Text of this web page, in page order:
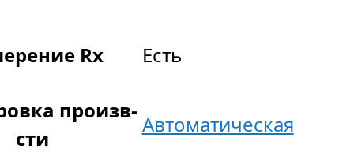
Rx Есть
произв-
сти
Автоматическая